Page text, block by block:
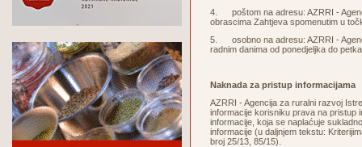
4. poštom na adresu: AZRRI -
obrascima Zahtjeva spomenutim u
5. osobno na adresu: AZRRI -
radnim danima od ponedjeljka do
Naknada za pristup informacijama
AZRRI - Agencija za ruralni razvoj
informacije korisniku prava na pristup
informacije, koja se naplaćuje
informacije (u daljnjem tekstu:
broj 25/13, 85/15).